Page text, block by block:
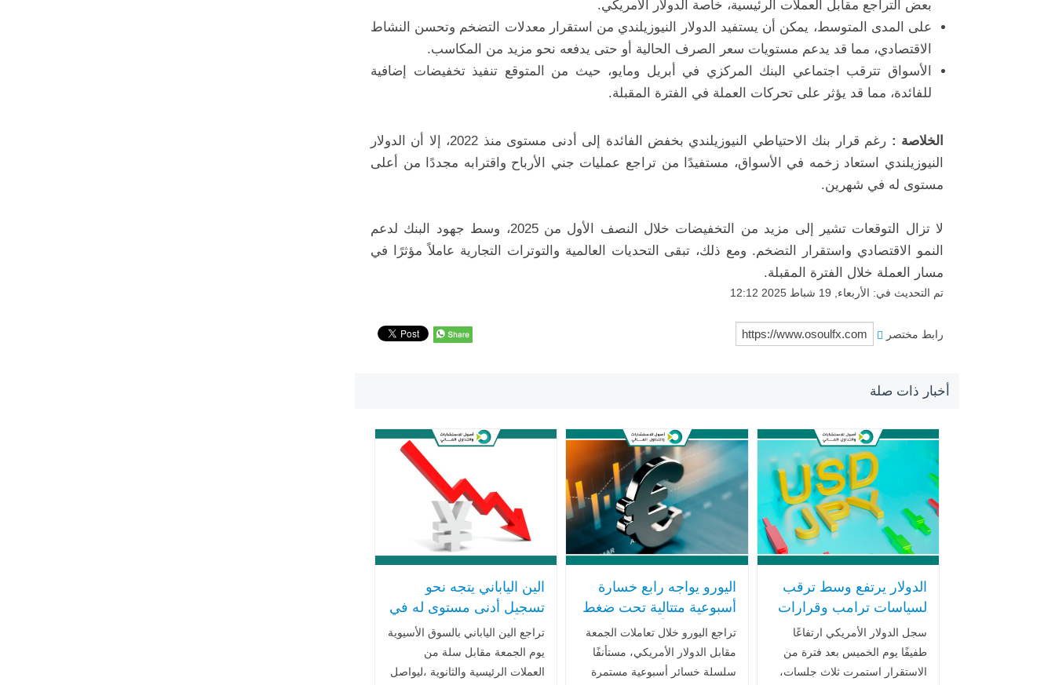
بعض التراجع مقابل العملات الرئيسية، خاصة الدولار الأمريكي.
على المدى المتوسط، يمكن أن يستفيد الدولار النيوزيلندي من استقرار معدلات التضخم وتحسن النشاط
الاقتصادي، مما قد يدعم مستويات سعر الصرف الحالية أو حتى يدفعه نحو مزيد من المكاسب.
الأسواق تترقب اجتماعي البنك المركزي في أبريل ومايو، حيث من المتوقع تنفيذ تخفيضات إضافية
للفائدة، مما قد يؤثر على تحركات العملة في الفترة المقبلة.
الخلاصة :
رغم قرار بنك الاحتياطي النيوزيلندي بخفض الفائدة إلى أدنى مستوى منذ 2022، إلا أن الدولار
النيوزيلندي استعاد زخمه في الأسواق، مستفيدًا من تراجع عمليات جني الأرباح واقترابه مجددًا من أعلى
مستوى له في شهرين.
لا تزال التوقعات تشير إلى مزيد من التخفيضات خلال النصف الأول من 2025، وسط جهود البنك لدعم
النمو الاقتصادي واستقرار التضخم. ومع ذلك، تبقى التحديات العالمية والتوترات التجارية عاملاً مؤثرًا في
مسار العملة خلال الفترة المقبلة.
تم التحديث في: الأربعاء, 19 شباط 2025 12:12
رابط مختصر
أخبار ذات صلة
الدولار يرتفع وسط ترقب
لسياسات ترامب وقرارات
الفيدرالي والين يترقب
خطاب محافظ المركزي
سجل الدولار الأمريكي ارتفاعًا
طفيفًا يوم الخميس بعد فترة من
الاستقرار استمرت ثلاث جلسات،
اليورو يواجه رابع خسارة
أسبوعية متتالية تحت ضغط
اتساع فجوة أسعار الفائدة
بين أوروبا وأمريكا
تراجع اليورو خلال تعاملات الجمعة
مقابل الدولار الأمريكي، مستأنفًا
سلسلة خسائر أسبوعية مستمرة
الين الياباني يتجه نحو
تسجيل أدنى مستوى له في
ثلاثة أسابيع
تراجع الين الياباني بالسوق الأسيوية
يوم الجمعة مقابل سلة من
العملات الرئيسية ‏والثانوية ،ليواصل